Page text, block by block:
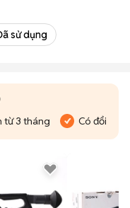
sử dụng
từ 3 tháng Có đổi trả